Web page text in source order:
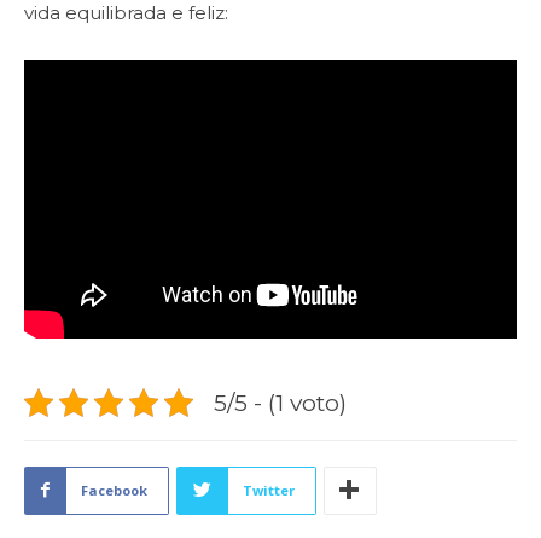
vida equilibrada e feliz:
5/5 - (1 voto)
Facebook Twitter